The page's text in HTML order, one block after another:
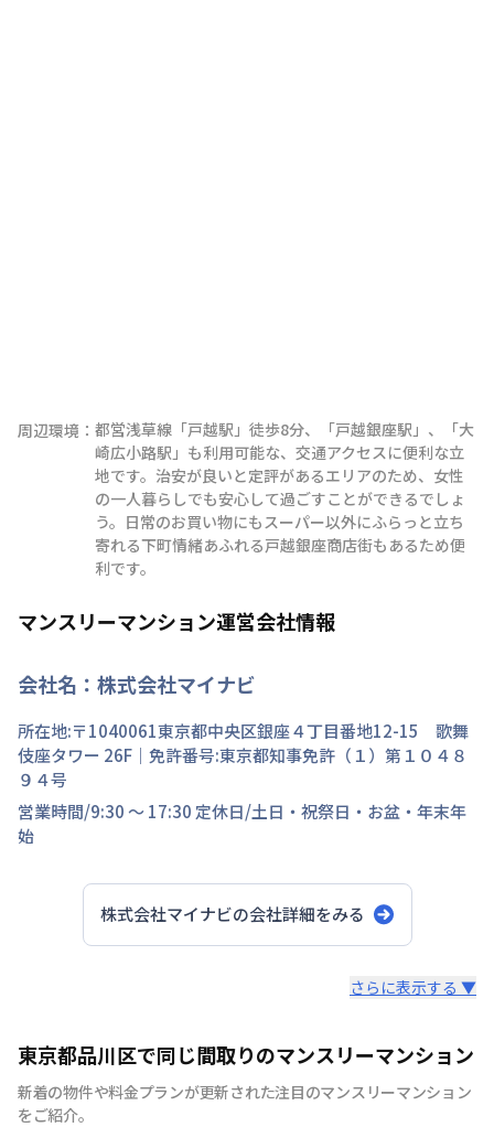
周辺環境： 都営浅草線「戸越駅」徒歩8分、「戸越銀座駅」、「大
崎広小路駅」も利用可能な、交通アクセスに便利な立
地です。治安が良いと定評があるエリアのため、女性
の一人暮らしでも安心して過ごすことができるでしょ
う。日常のお買い物にもスーパー以外にふらっと立ち
寄れる下町情緒あふれる戸越銀座商店街もあるため便
利です。
マンスリーマンション運営会社情報
会社名： 株式会社マイナビ
所在地:〒1040061東京都中央区銀座４丁目番地12-15 歌舞
伎座タワー 26F ｜免許番号:東京都知事免許（１）第１０４８
９４号
営業時間/9:30 ～ 17:30 定休日/土日・祝祭日・お盆・年末年
始
株式会社マイナビの会社詳細をみる
快適で安心な住まいをご提供。入居者様の住み心地と健康
を考え、専門部隊がお部屋を厳選！入居者満足度97％！
さらに表示する ▼
東京都品川区で同じ間取りのマンスリーマンション
新着の物件や料金プランが更新された注目のマンスリーマンション
をご紹介。